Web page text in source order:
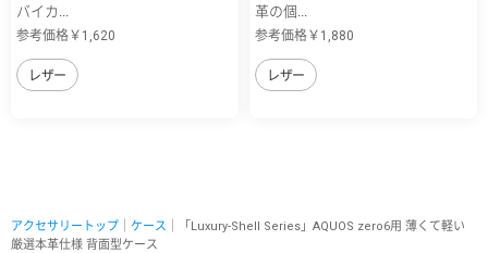
バイカ...
参考価格￥1,620
レザー
革の個...
参考価格￥1,880
レザー
アクセサリートップ ケース ｜「Luxury-Shell Series」AQUOS zero6用 薄くて軽い
厳選本革仕様 背面型ケース